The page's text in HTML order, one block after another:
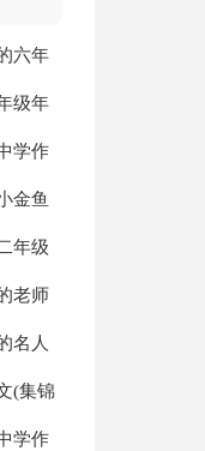
六年
集7篇
级年
集9篇
学作
金鱼
篇年级
老师
名人
(集锦
学作